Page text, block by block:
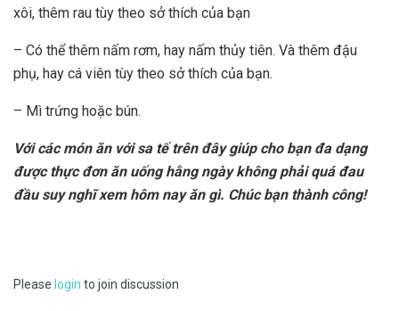
xôi, thêm rau tùy theo sở thích của bạn
– Có thể thêm nấm rơm, hay nấm thủy tiên. Và thêm đậu
phụ, hay cá viên tùy theo sở thích của bạn.
– Mì trứng hoặc bún.
Với các món ăn với sa tế trên đây giúp cho bạn đa dạng
được thực đơn ăn uống hằng ngày không phải quá đau
đầu suy nghĩ xem hôm nay ăn gì. Chúc bạn thành công!
Please login to join discussion